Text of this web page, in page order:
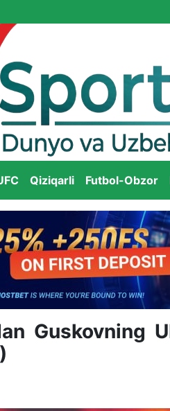
Qiziqarli Futbol-Obzor
Guskovning